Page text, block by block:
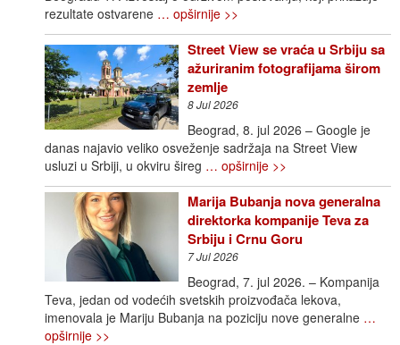
rezultate ostvarene … opširnije >>
Street View se vraća u Srbiju sa
ažuriranim fotografijama širom
zemlje
8 Jul 2026
Beograd, 8. jul 2026 – Google je
danas najavio veliko osveženje sadržaja na Street View
usluzi u Srbiji, u okviru šireg … opširnije >>
Marija Bubanja nova generalna
direktorka kompanije Teva za
Srbiju i Crnu Goru
7 Jul 2026
Beograd, 7. jul 2026. – Kompanija
Teva, jedan od vodećih svetskih proizvođača lekova,
imenovala je Mariju Bubanja na poziciju nove generalne …
opširnije >>